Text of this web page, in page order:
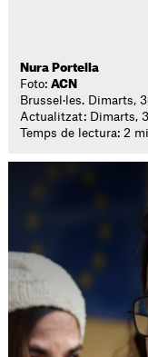
Nura Portella
Foto:ACN
Brussel·les. Dimarts,
Actualitzat: Dimarts,
Temps de lectura: 2